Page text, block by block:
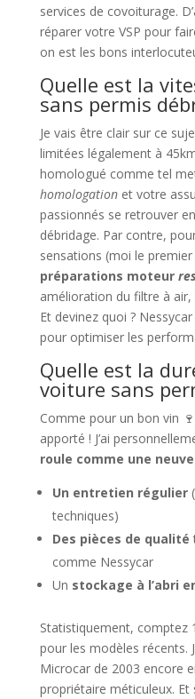
services de covoiturage.
réparer votre VSP pour
on est les bons
Quelle est la
sans permis
Je vais être clair sur ce
limitées légalement à
homologué comme tel
homologationet votre
passionnés se retrouver
débridage. Par contre,
sensations (moi le
préparations moteur
amélioration du filtre à
Et devinez quoi ?
pour optimiser les
Quelle est la
voiture sans
Comme pour un bon vin
apporté ! J’ai
roule comme une neuve
Un entretien régulier
techniques)
Des pièces de qualité
comme Nessycar
Un stockage à l’abri
Statistiquement, comptez
pour les modèles récents.
Microcar de 2003 encore
propriétaire méticuleux. Et